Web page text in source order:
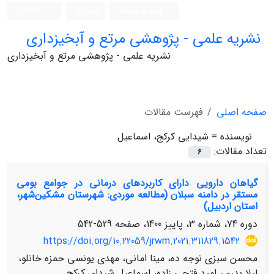
نشریه علمی - پژوهشی مرتع و آبخیزداری
نشریه علمی - پژوهشی مرتع و آبخیزداری
صفحه اصلی
فهرست مقالات
نویسنده = شیدایی کرکج، اسماعیل
تعداد مقالات:
6
گیاهان دارویی دارای کاربردهای درمانی در جوامع بومی
مستقر در دامنه سبلان ‏(مطالعه موردی: شهرستان مشکین‌شهر،
استان اردبیل)‏
دوره 74، شماره 3، پاییز 1400، صفحه
529-542
https://doi.org/10.22059/jrwm.2021.311829.1542
محسن سبزی نوجه ده، مینا امانی، مهدی یونسی حمزه خانلو،